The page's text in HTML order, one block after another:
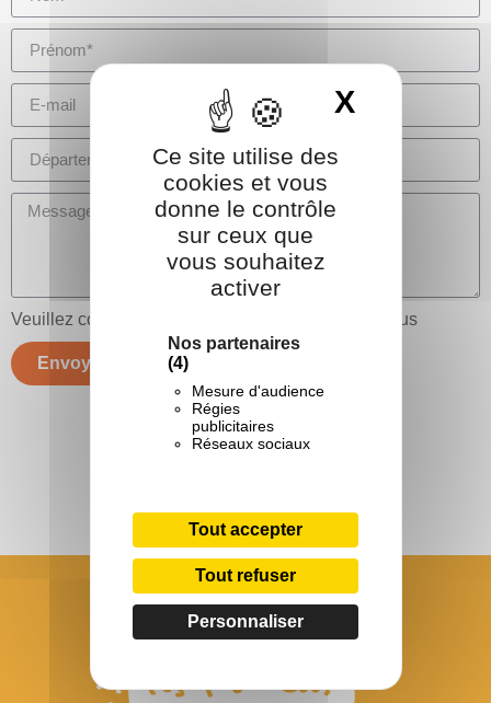
Ce site utilise des
cookies et vous
donne le contrôle
sur ceux que
vous souhaitez
activer
Nos partenaires
(4)
Mesure d'audience
Régies
publicitaires
Réseaux sociaux
Tout accepter
Tout refuser
Personnaliser
X
Veuillez compléter le captcha de sécurité ci-dessous
Envoyer